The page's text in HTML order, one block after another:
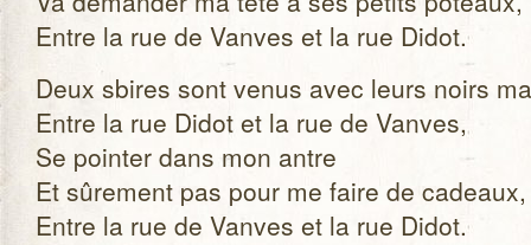
Entre la rue de Vanves et la rue Didot.
Deux sbires sont venus avec leurs noirs
Entre la rue Didot et la rue de Vanves,
Se poin­ter dans mon antre
Et sûre­ment pas pour me faire de cadeaux,
Entre la rue de Vanves et la rue Didot.